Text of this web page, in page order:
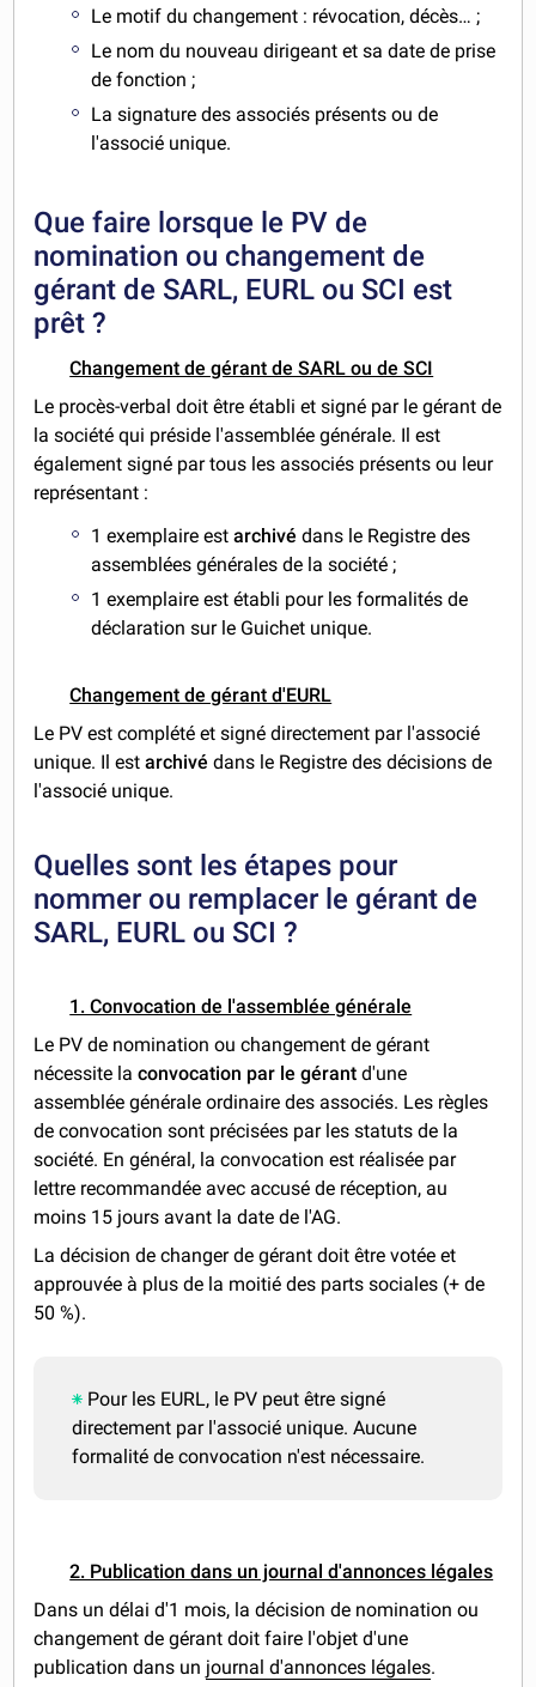
Le motif du changement : révocation, décès… ;
Le nom du nouveau dirigeant et sa date de prise
de fonction ;
La signature des associés présents ou de
l'associé unique.
Que faire lorsque le PV de
nomination ou changement de
gérant de SARL, EURL ou SCI est
prêt ?
Changement de gérant de SARL ou de SCI
Le procès-verbal doit être établi et signé par le gérant de
la société qui préside l'assemblée générale. Il est
également signé par tous les associés présents ou leur
représentant :
1 exemplaire estarchivédans le Registre des
assemblées générales de la société ;
1 exemplaire est établi pour les formalités de
déclaration sur le Guichet unique.
Changement de gérant d'EURL
Le PV est complété et signé directement par l'associé
unique. Il estarchivédans le Registre des décisions de
l'associé unique.
Quelles sont les étapes pour
nommer ou remplacer le gérant de
SARL, EURL ou SCI ?
1. Convocation de l'assemblée générale
Le PV de nomination ou changement de gérant
nécessite laconvocation par le gérant d'une
assemblée générale ordinaire des associés. Les règles
de convocation sont précisées par les statuts de la
société. En général, la convocation est réalisée par
lettre recommandée avec accusé de réception, au
moins 15 jours avant la date de l'AG.
La décision de changer de gérant doit être votée et
approuvée à plus de la moitié des parts sociales (+ de
50 %).
Pour les EURL, le PV peut être signé
directement par l'associé unique. Aucune
formalité de convocation n'est nécessaire.
2. Publication dans un journal d'annonces légales
Dans un délai d'1 mois, la décision de nomination ou
changement de gérant doit faire l'objet d'une
publication dans un journal d'annonces légales.